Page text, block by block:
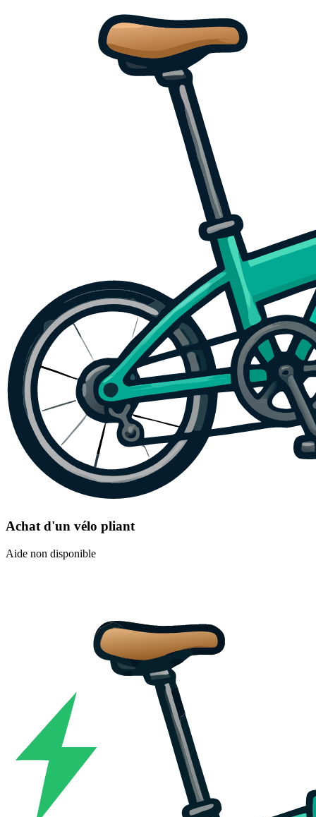
Achat d'un vélo pliant
Aide non disponible